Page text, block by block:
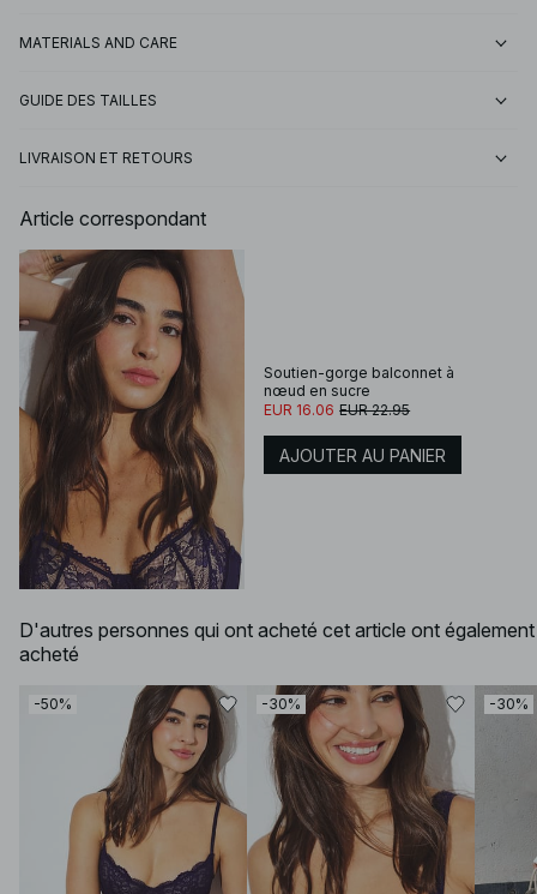
MATERIALS AND CARE
GUIDE DES TAILLES
LIVRAISON ET RETOURS
Article correspondant
Soutien-gorge balconnet à
nœud en sucre
EUR 16.06 EUR 22.95
AJOUTER AU PANIER
D'autres personnes qui ont acheté cet article ont également
acheté
-50% -30% -30%